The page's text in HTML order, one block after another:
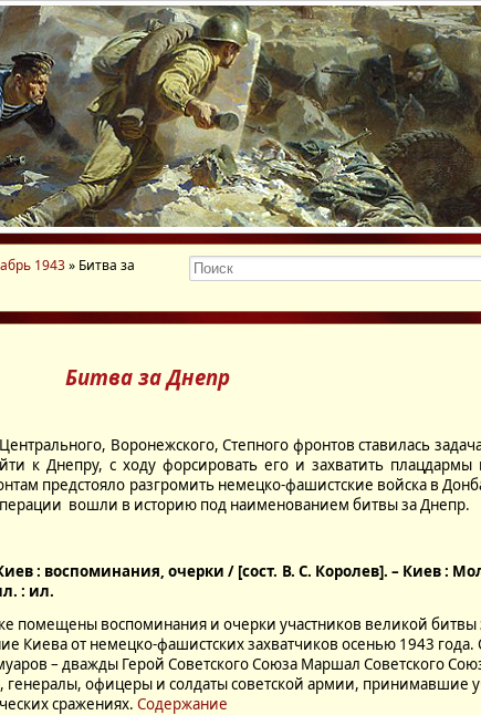
1943» Битва за
Битва за Днепр
Воронежского, Степного фронтов ставилась
к Днепру, с ходу форсировать его и захватить плацдармы
предстояло разгромить немецко-фашистские войска в
вошли в историю под наименованием битвы за Днепр.
: воспоминания, очерки / [сост. В. С. Королев]. – Киев :
: ил.
помещены воспоминания и очерки участников великой битвы
Киева от немецко-фашистских захватчиков осенью 1943 года.
– дважды Герой Советского Союза Маршал Советского
генералы, офицеры и солдаты советской армии, принимавшие
сражениях. Содержание